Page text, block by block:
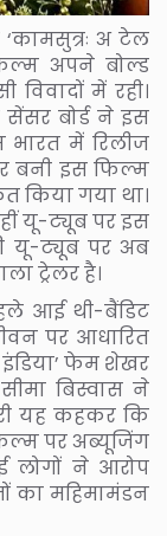
अ टेल
अपने बोल्ड
में रही।
बोर्ड ने इस
में रिलीज
बनी इस फिल्म
किया गया था।
यू-ट्यूब पर इस
यू-ट्यूब पर अब
ट्रेलर है।
आई थी-बैंडिट
पर आधारित
फेम शेखर
बिस्वास ने
यह कहकर कि
पर अब्यूजिंग
लोगों ने आरोप
का महिमामंडन